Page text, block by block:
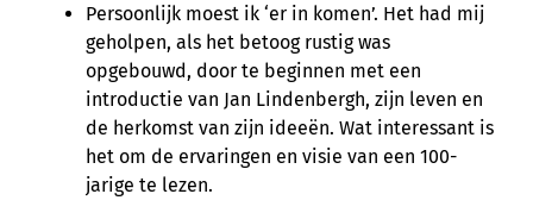
Persoonlijk moest ik ‘er in komen’. Het had mij
geholpen, als het betoog rustig was
opgebouwd, door te beginnen met een
introductie van Jan Lindenbergh, zijn leven en
de herkomst van zijn ideeën. Wat interessant is
het om de ervaringen en visie van een 100-
jarige te lezen.